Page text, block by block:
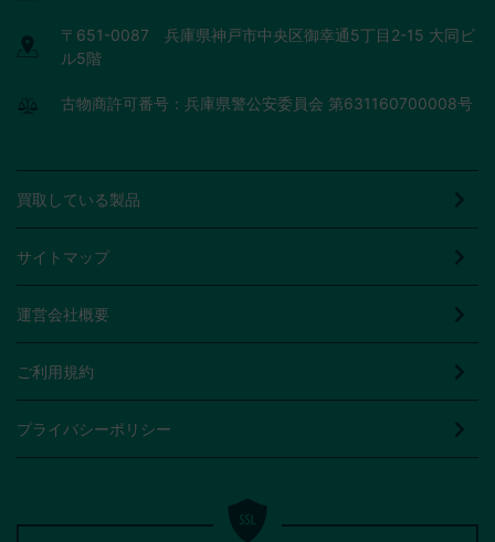
〒651-0087 兵庫県神戸市中央区御幸通5丁目2-15 大同ビ
ル5階
古物商許可番号：兵庫県警公安委員会 第631160700008号
買取している製品
サイトマップ
運営会社概要
ご利用規約
プライバシーポリシー